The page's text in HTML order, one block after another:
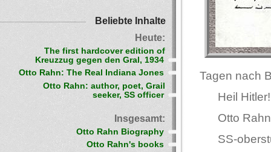
Tagen nach
Heil Hitler!
Otto
SS-
Beliebte Inhalte
Heute:
The first hardcover edition of
Kreuzzug gegen den Gral, 1934
Otto Rahn: The Real Indiana Jones
Otto Rahn: author, poet, Grail
seeker, SS officer
Insgesamt:
Otto Rahn Biography
Otto Rahn's books